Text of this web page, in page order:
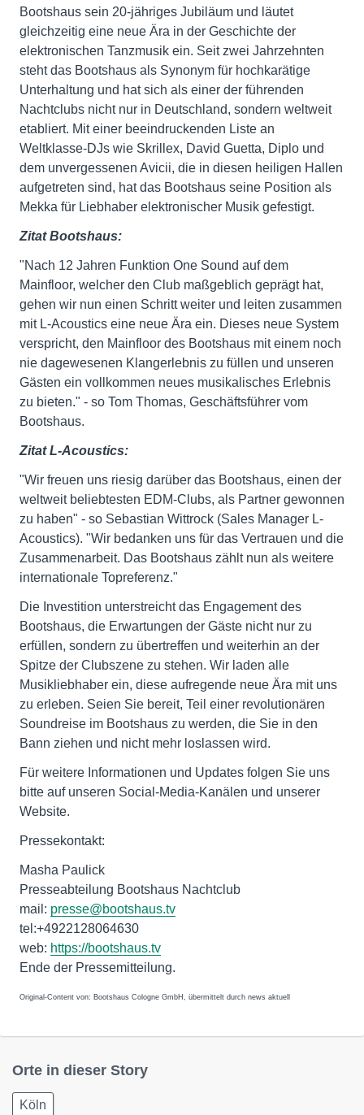
Bootshaus sein 20-jähriges Jubiläum und läutet
gleichzeitig eine neue Ära in der Geschichte der
elektronischen Tanzmusik ein. Seit zwei Jahrzehnten
steht das Bootshaus als Synonym für hochkarätige
Unterhaltung und hat sich als einer der führenden
Nachtclubs nicht nur in Deutschland, sondern weltweit
etabliert. Mit einer beeindruckenden Liste an
Weltklasse-DJs wie Skrillex, David Guetta, Diplo und
dem unvergessenen Avicii, die in diesen heiligen Hallen
aufgetreten sind, hat das Bootshaus seine Position als
Mekka für Liebhaber elektronischer Musik gefestigt.
Zitat Bootshaus:
"Nach 12 Jahren Funktion One Sound auf dem
Mainfloor, welcher den Club maßgeblich geprägt hat,
gehen wir nun einen Schritt weiter und leiten zusammen
mit L-Acoustics eine neue Ära ein. Dieses neue System
verspricht, den Mainfloor des Bootshaus mit einem noch
nie dagewesenen Klangerlebnis zu füllen und unseren
Gästen ein vollkommen neues musikalisches Erlebnis
zu bieten." - so Tom Thomas, Geschäftsführer vom
Bootshaus.
Zitat L-Acoustics:
"Wir freuen uns riesig darüber das Bootshaus, einen der
weltweit beliebtesten EDM-Clubs, als Partner gewonnen
zu haben" - so Sebastian Wittrock (Sales Manager L-
Acoustics). "Wir bedanken uns für das Vertrauen und die
Zusammenarbeit. Das Bootshaus zählt nun als weitere
internationale Topreferenz."
Die Investition unterstreicht das Engagement des
Bootshaus, die Erwartungen der Gäste nicht nur zu
erfüllen, sondern zu übertreffen und weiterhin an der
Spitze der Clubszene zu stehen. Wir laden alle
Musikliebhaber ein, diese aufregende neue Ära mit uns
zu erleben. Seien Sie bereit, Teil einer revolutionären
Soundreise im Bootshaus zu werden, die Sie in den
Bann ziehen und nicht mehr loslassen wird.
Für weitere Informationen und Updates folgen Sie uns
bitte auf unseren Social-Media-Kanälen und unserer
Website.
Pressekontakt:
Masha Paulick
Presseabteilung Bootshaus Nachtclub
mail: presse@bootshaus.tv
tel:+4922128064630
web: https://bootshaus.tv
Ende der Pressemitteilung.
Original-Content von: Bootshaus Cologne GmbH, übermittelt durch news aktuell
Orte in dieser Story
Köln